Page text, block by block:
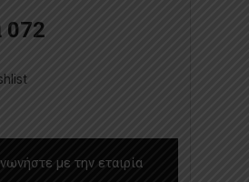
072
με την εταιρία